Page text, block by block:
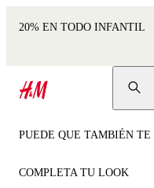
20% EN TODO INFANTIL
PUEDE QUE TAMBIÉN TE
COMPLETA TU LOOK